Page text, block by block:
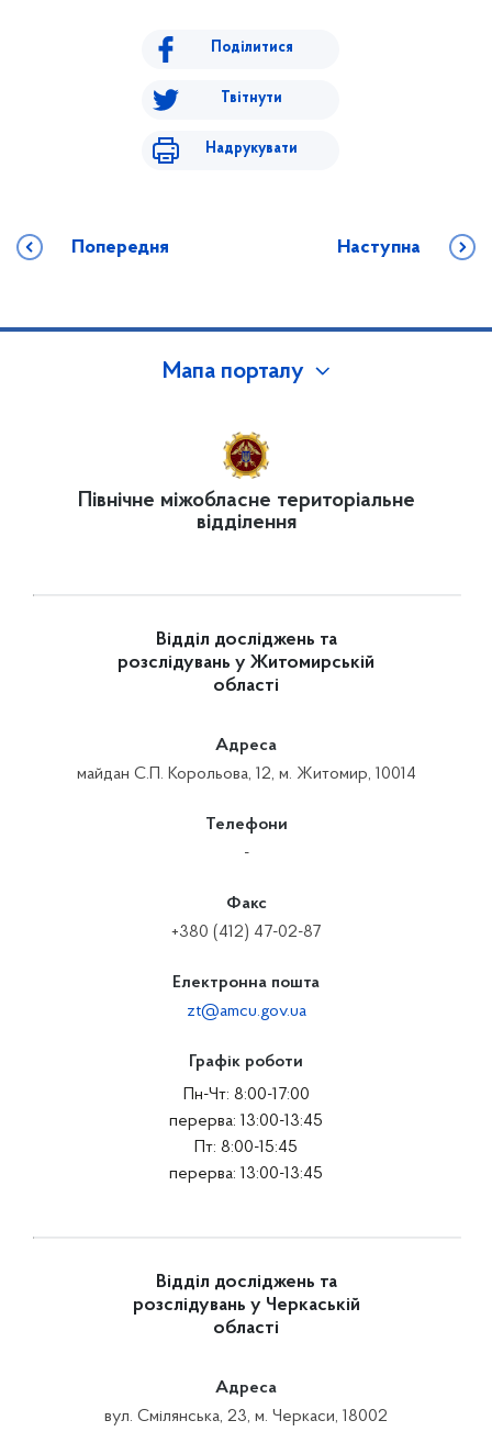
Поділитися
Твітнути
Надрукувати
Попередня Наступна
Мапа порталу
Північне міжобласне територіальне
відділення
Відділ досліджень та
розслідувань у Житомирській
області
Адреса
майдан С.П. Корольова, 12, м. Житомир, 10014
Телефони
-
Факс
+380 (412) 47-02-87
Електронна пошта
zt@amcu.gov.ua
Графік роботи
Пн-Чт: 8:00-17:00
перерва: 13:00-13:45
Пт: 8:00-15:45
перерва: 13:00-13:45
Відділ досліджень та
розслідувань у Черкаській
області
Адреса
вул. Смілянська, 23, м. Черкаси, 18002